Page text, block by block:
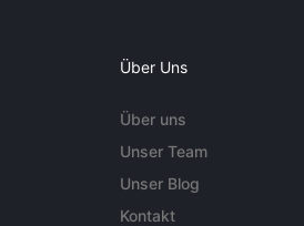
Über Uns
Über uns
Unser Team
Unser Blog
Kontakt